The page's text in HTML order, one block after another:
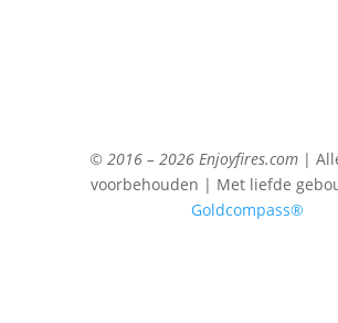
© 2016 – 2026 Enjoyfires.com|
voorbehouden | Met liefde
Goldcompass®